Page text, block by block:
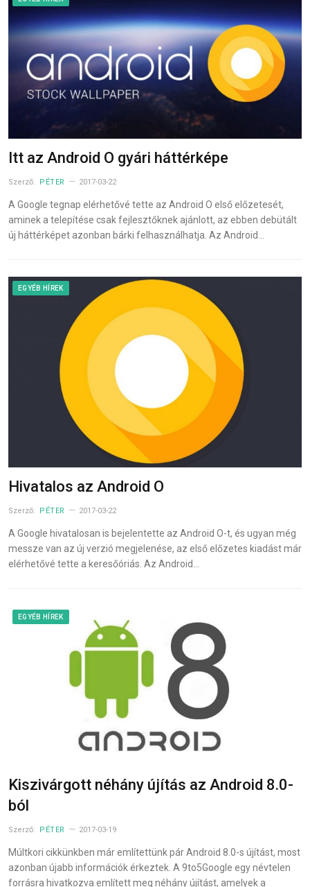
Itt az Android O gyári háttérképe
Szerző: PÉTER 2017-03-22
A Google tegnap elérhetővé tette az Android O első előzetesét,
aminek a telepítése csak fejlesztőknek ajánlott, az ebben debütált
új háttérképet azonban bárki felhasználhatja. Az Android…
EGYÉB HÍREK
Hivatalos az Android O
Szerző: PÉTER 2017-03-22
A Google hivatalosan is bejelentette az Android O-t, és ugyan még
messze van az új verzió megjelenése, az első előzetes kiadást már
elérhetővé tette a keresőóriás. Az Android…
EGYÉB HÍREK
Kiszivárgott néhány újítás az Android 8.0-
ból
Szerző: PÉTER 2017-03-19
Múltkori cikkünkben már említettünk pár Android 8.0-s újítást, most
azonban újabb információk érkeztek. A 9to5Google egy névtelen
forrásra hivatkozva említett meg néhány újítást, amelyek a